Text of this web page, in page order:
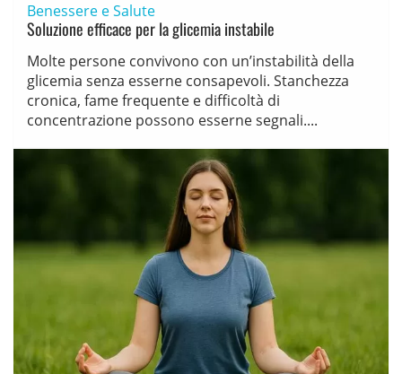
Benessere e Salute
Soluzione efficace per la glicemia instabile
Molte persone convivono con un’instabilità della
glicemia senza esserne consapevoli. Stanchezza
cronica, fame frequente e difficoltà di
concentrazione possono esserne segnali....